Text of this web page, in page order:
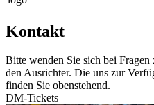
Kontakt
Bitte wenden Sie sich bei
den Ausrichter. Die uns zur
finden Sie obenstehend.
DM-Tickets